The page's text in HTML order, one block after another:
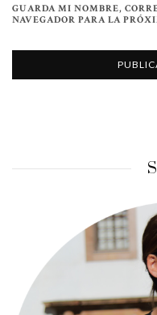
GUARDA MI NOMBRE,
NAVEGADOR PARA LA